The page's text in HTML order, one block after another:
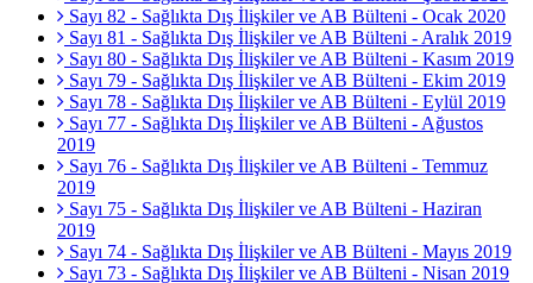
Sayı 82 - Sağlıkta Dış İlişkiler ve AB Bülteni - Ocak 2020
Sayı 81 - Sağlıkta Dış İlişkiler ve AB Bülteni - Aralık 2019
Sayı 80 - Sağlıkta Dış İlişkiler ve AB Bülteni - Kasım 2019
Sayı 79 - Sağlıkta Dış İlişkiler ve AB Bülteni - Ekim 2019
Sayı 78 - Sağlıkta Dış İlişkiler ve AB Bülteni - Eylül 2019
Sayı 77 - Sağlıkta Dış İlişkiler ve AB Bülteni - Ağustos
2019
Sayı 76 - Sağlıkta Dış İlişkiler ve AB Bülteni - Temmuz
2019
Sayı 75 - Sağlıkta Dış İlişkiler ve AB Bülteni - Haziran
2019
Sayı 74 - Sağlıkta Dış İlişkiler ve AB Bülteni - Mayıs 2019
Sayı 73 - Sağlıkta Dış İlişkiler ve AB Bülteni - Nisan 2019